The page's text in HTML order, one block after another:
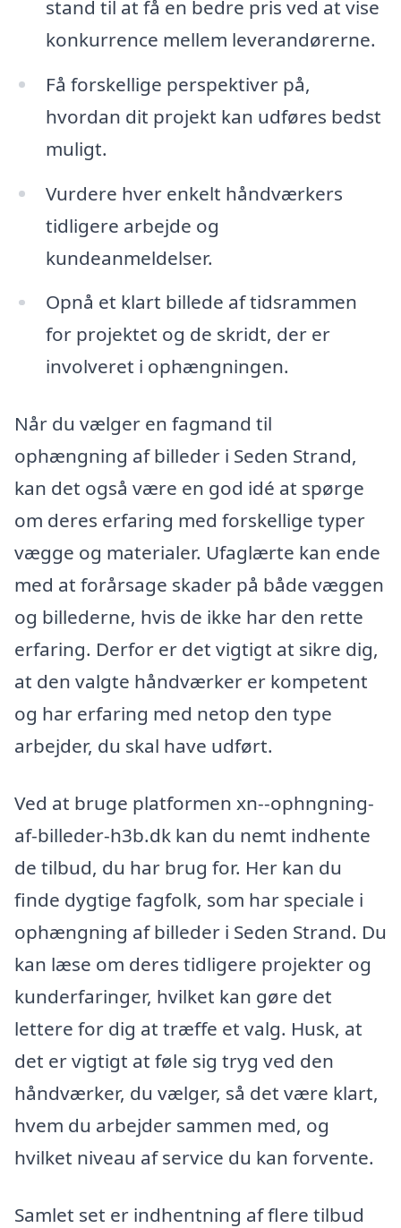
stand til at få en bedre pris ved at vise
konkurrence mellem leverandørerne.
Få forskellige perspektiver på,
hvordan dit projekt kan udføres bedst
muligt.
Vurdere hver enkelt håndværkers
tidligere arbejde og
kundeanmeldelser.
Opnå et klart billede af tidsrammen
for projektet og de skridt, der er
involveret i ophængningen.
Når du vælger en fagmand til
ophængning af billeder i Seden Strand,
kan det også være en god idé at spørge
om deres erfaring med forskellige typer
vægge og materialer. Ufaglærte kan ende
med at forårsage skader på både væggen
og billederne, hvis de ikke har den rette
erfaring. Derfor er det vigtigt at sikre dig,
at den valgte håndværker er kompetent
og har erfaring med netop den type
arbejder, du skal have udført.
Ved at bruge platformen xn--ophngning-
af-billeder-h3b.dk kan du nemt indhente
de tilbud, du har brug for. Her kan du
finde dygtige fagfolk, som har speciale i
ophængning af billeder i Seden Strand. Du
kan læse om deres tidligere projekter og
kunderfaringer, hvilket kan gøre det
lettere for dig at træffe et valg. Husk, at
det er vigtigt at føle sig tryg ved den
håndværker, du vælger, så det være klart,
hvem du arbejder sammen med, og
hvilket niveau af service du kan forvente.
Samlet set er indhentning af flere tilbud